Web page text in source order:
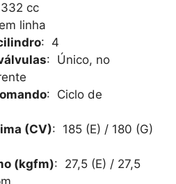
cc
linha
: 4
: Único, no
: Ciclo de
(CV): 185 (E) / 180 (G)
(kgfm): 27,5 (E) / 27,5